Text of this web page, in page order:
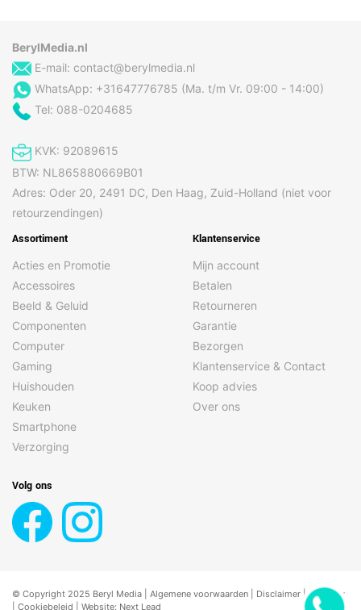
BerylMedia.nl
E-mail: contact@berylmedia.nl
WhatsApp: +31647776785 (Ma. t/m Vr. 09:00 - 14:00)
Tel: 088-0204685
KVK: 92089615
BTW: NL865880669B01
Adres: Oder 20, 2491 DC, Den Haag, Zuid-Holland (niet voor
retourzendingen)
Assortiment
Acties en Promotie
Accessoires
Beeld & Geluid
Componenten
Computer
Gaming
Huishouden
Keuken
Smartphone
Verzorging
Klantenservice
Mijn account
Betalen
Retourneren
Garantie
Bezorgen
Klantenservice & Contact
Koop advies
Over ons
Volg ons
© Copyright 2025 Beryl Media | Algemene voorwaarden Disclaimer | |Privacy
Cookiebeleid | Website: Next Lead